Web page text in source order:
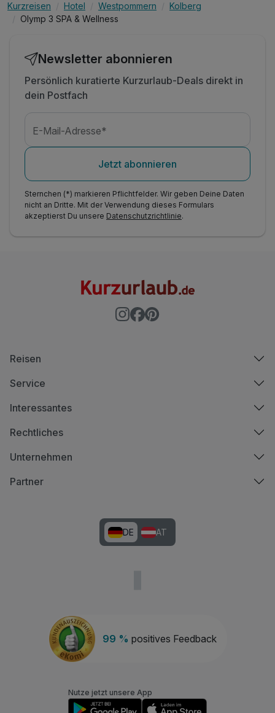
Kurzreisen Hotel Westpommern
Kolberg
Olymp 3 SPA & Wellness
Newsletter abonnieren
Persönlich kuratierte Kurzurlaub-Deals direkt in
dein Postfach
E-Mail-Adresse*
Jetzt abonnieren
Sternchen (*) markieren Pflichtfelder. Wir geben Deine Daten
nicht an Dritte. Mit der Verwendung dieses Formulars
akzeptierst Du unsere Datenschutzrichtlinie.
99 % positives Feedback
Reisen
Service
Interessantes
Rechtliches
Unternehmen
Partner
DE AT
Nutze jetzt unsere App